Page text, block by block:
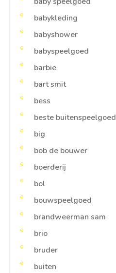
babykleding
babyshower
babyspeelgoed
barbie
bart smit
bess
beste buitenspeelgoed
big
bob de bouwer
boerderij
bol
bouwspeelgoed
brandweerman sam
brio
bruder
buiten